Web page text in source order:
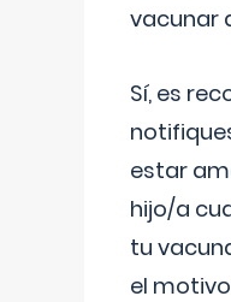
vacunar
Sí, es
estar
hijo/a
tu
el